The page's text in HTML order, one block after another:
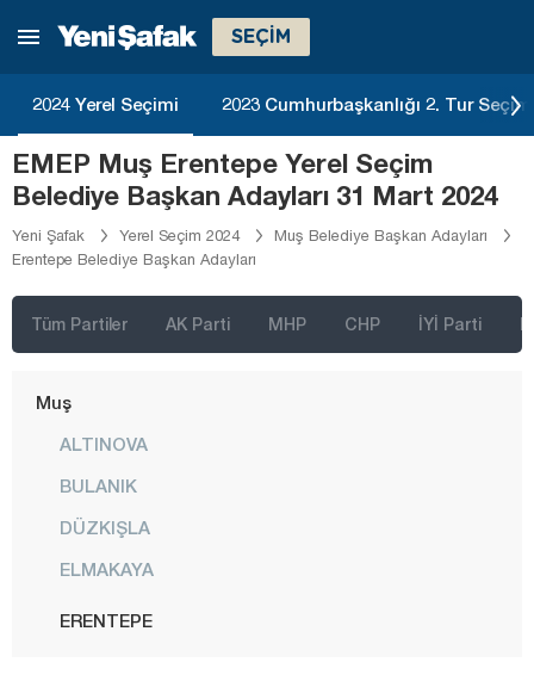
SEÇİM
2024 Yerel Seçimi 2023 Cumhurbaşkanlığı 2. Tur
EMEP Muş Erentepe Yerel Seçim
Belediye Başkan Adayları 31 Mart 2024
Yeni Şafak Yerel Seçim 2024
Muş Belediye Başkan Adayları
Erentepe Belediye Başkan Adayları
Tüm Partiler AK Parti MHP CHP İYİ Parti
Konya
Malatya
Manisa
Mardin
Muğla
Muş
ALTINOVA
BULANIK
DÜZKIŞLA
ELMAKAYA
ERENTEPE